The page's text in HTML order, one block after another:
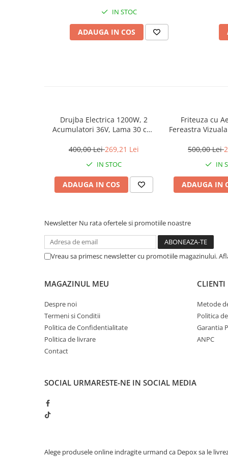
Masini de gaurit si insurubat
Orga electronica
Comandă acum această mașină de cusut electrică și
IN STOC
ADAUGA IN COS
Drujba Electrica 1200W, 2
Acumulatori 36V, Lama 30 cm,
incluse
400,00 Lei269,21 Lei
IN STOC
ADAUGA IN COS
Friteuza cu
Fereastra
500,00 Lei
IN
ADAUGA IN
Newsletter Nu rata ofertele si promotiile noastre
Vreau sa primesc newsletter cu promotiile magazinului.
MAGAZINUL MEU
Despre noi
Termeni si Conditii
Politica de Confidentialitate
Politica de livrare
Contact
CLIENTI
Metode
Politica
Garantia
ANPC
SOCIAL URMARESTE-NE IN SOCIAL MEDIA
Alege produsele online indragite urmand ca Depox sa le